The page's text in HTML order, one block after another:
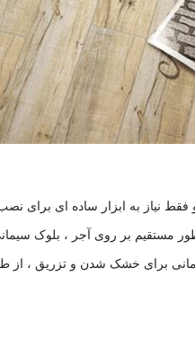
نیاز به ابزار ساده ای برای
مستقیم بر روی آجر ، بلوک
برای خشک شدن و تزریق ،